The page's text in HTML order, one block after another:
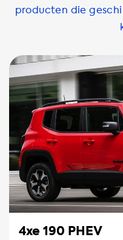
producten die
4xe 190 PHEV